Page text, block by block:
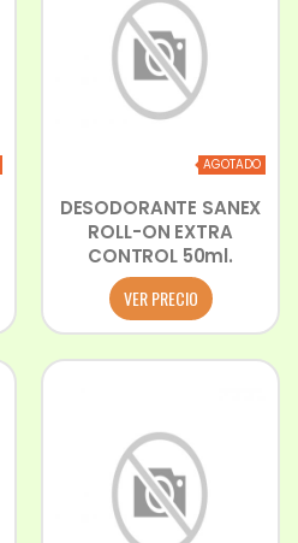
AGOTADO
DESODORANTE SANEX
ROLL-ON EXTRA
CONTROL 50ml.
VER PRECIO